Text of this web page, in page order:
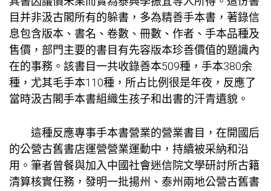
目并非汲古閣所有的躲書，多為精善手本書，著錄信
息包含版本、書名、卷數、冊數、作者、手本品種及
售價，部門主要的書目有先容版本珍善價值的題識內
在的事務。該書目一共收錄善本509種，手本380余
種，尤其毛手本110種，所占比例很是年夜，反應了
當時汲古閣手本書組織生孩子和出書的汗青遺貌。
這種反應專事手本書營業的營業書目，在開國后
的公營古舊書店運營營業運動中，持續被采納和沿
用。筆者曾餐與加入中國社會迷信院文學研討所古籍
清算核實任務，發明一批揚州、泰州兩地公營古舊書